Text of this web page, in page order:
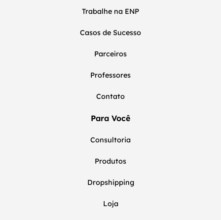
Trabalhe na ENP
Casos de Sucesso
Parceiros
Professores
Contato
Para Você
Consultoria
Produtos
Dropshipping
Loja